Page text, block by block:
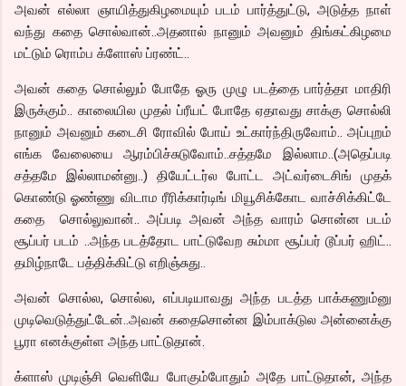
அவன் எல்லா ஞாயித்துகிழமையும் படம் பார்த்துட்டு, அடுத்த நாள்
வந்து கதை சொல்வான்..அதனால் நானும் அவனும் திங்கட்கிழமை
மட்டும் ரொம்ப க்ளோஸ் ப்ரண்ட்..
அவன் கதை சொல்லும் போதே ஓரு முழு படத்தை பார்த்தா மாதிரி
இருக்கும்.. காலையில முதல் ப்ரீயட் போதே ஏதாவது சாக்கு சொல்லி
நானும் அவனும் கடைசி ரோவில் போய் உட்கார்ந்திருவோம்.. அப்புறம்
எங்க வேலையை ஆரம்பிச்சுடுவோம்..சத்தமே இல்லாம..(அதெப்படி
சத்தமே இல்லாமன்னு..) தியேட்டர்ல போட்ட அட்வர்டைசிங் முதக்
கொண்டு ஓண்ணு விடாம ரீரிக்கார்டிங் மியூசிக்கோட வாச்சிக்கிட்டே
கதை சொல்லுவான்.. அப்படி அவன் அந்த வாரம் சொன்ன படம்
சூப்பர் படம் ..அந்த படத்தோட பாட்டுவேற சும்மா சூப்பர் டூப்பர் ஹிட்..
தமிழ்நாடே பத்திக்கிட்டு எறிஞ்சுது..
அவன் சொல்ல, சொல்ல, எப்படியாவது அந்த படத்த பாக்கணும்னு
முடிவெடுத்துட்டேன்..அவன் கதைசொன்ன இம்பாக்டுல அன்னைக்கு
பூரா எனக்குள்ள அந்த பாட்டுதான்.
க்ளாஸ் முடிஞ்சி வெளியே போகும்போதும் அதே பாட்டுதான், அந்த